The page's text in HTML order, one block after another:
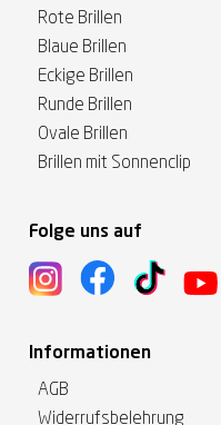
Rote Brillen
Blaue Brillen
Eckige Brillen
Runde Brillen
Ovale Brillen
Brillen mit Sonnenclip
Folge uns auf
Informationen
AGB
Widerrufsbelehrung